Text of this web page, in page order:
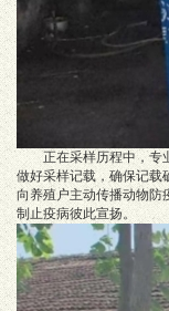
正在采样历程中，专业
做好采样记载，确保记载
向养殖户主动传播动物防
制止疫病彼此宣扬。